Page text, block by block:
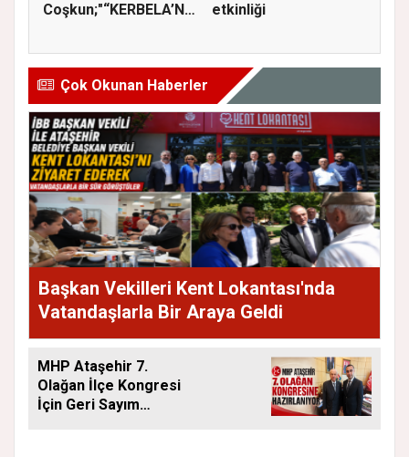
Coşkun;"“KERBELA’NIN
HA...
etkinliği
Çok Okunan Haberler
Başkan Vekilleri Kent Lokantası'nda
Vatandaşlarla Bir Araya Geldi
MHP Ataşehir 7.
Olağan İlçe Kongresi
İçin Geri Sayım